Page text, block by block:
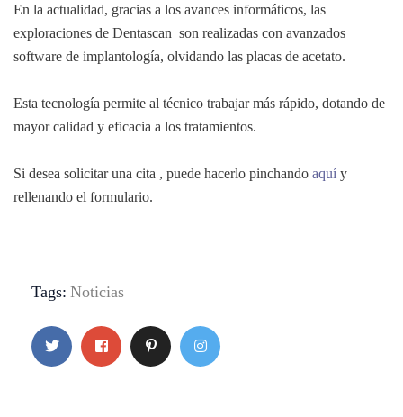
En la actualidad, gracias a los avances informáticos, las
exploraciones de Dentascan son realizadas con avanzados
software de implantología, olvidando las placas de acetato.
Esta tecnología permite al técnico trabajar más rápido, dotando de
mayor calidad y eficacia a los tratamientos.
Si desea solicitar una cita , puede hacerlo pinchando aquí y
rellenando el formulario.
Tags: Noticias